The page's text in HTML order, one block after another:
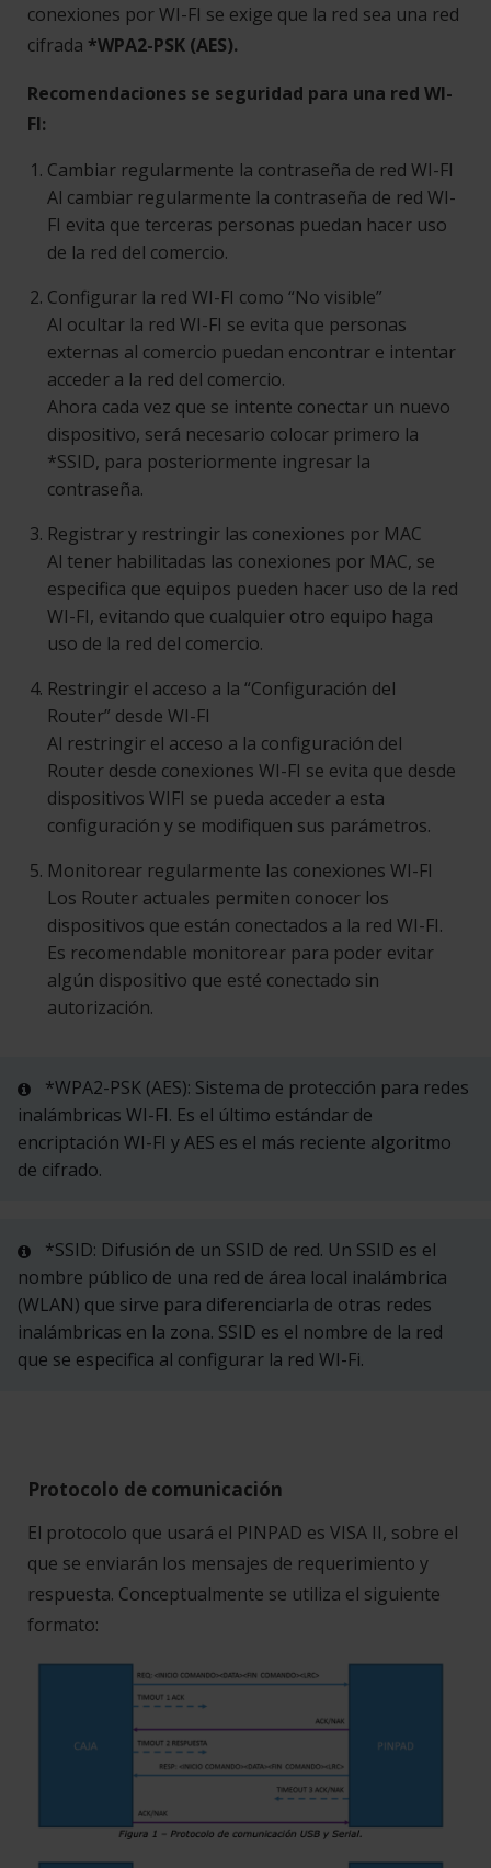
conexiones por WI-FI se exige que la red sea una red
cifrada *WPA2-PSK (AES).
Recomendaciones se seguridad para una red WI-
FI:
Cambiar regularmente la contraseña de red WI-FI
Al cambiar regularmente la contraseña de red WI-
FI evita que terceras personas puedan hacer uso
de la red del comercio.
Configurar la red WI-FI como “No visible”
Al ocultar la red WI-FI se evita que personas
externas al comercio puedan encontrar e intentar
acceder a la red del comercio.
Ahora cada vez que se intente conectar un nuevo
dispositivo, será necesario colocar primero la
*SSID, para posteriormente ingresar la
contraseña.
Registrar y restringir las conexiones por MAC
Al tener habilitadas las conexiones por MAC, se
especifica que equipos pueden hacer uso de la red
WI-FI, evitando que cualquier otro equipo haga
uso de la red del comercio.
Restringir el acceso a la “Configuración del
Router” desde WI-FI
Al restringir el acceso a la configuración del
Router desde conexiones WI-FI se evita que desde
dispositivos WIFI se pueda acceder a esta
configuración y se modifiquen sus parámetros.
Monitorear regularmente las conexiones WI-FI
Los Router actuales permiten conocer los
dispositivos que están conectados a la red WI-FI.
Es recomendable monitorear para poder evitar
algún dispositivo que esté conectado sin
autorización.
*WPA2-PSK (AES): Sistema de protección para redes
inalámbricas WI-FI. Es el último estándar de
encriptación WI-FI y AES es el más reciente algoritmo
de cifrado.
*SSID: Difusión de un SSID de red. Un SSID es el
nombre público de una red de área local inalámbrica
(WLAN) que sirve para diferenciarla de otras redes
inalámbricas en la zona. SSID es el nombre de la red
que se especifica al configurar la red WI-Fi.
Protocolo de comunicación
El protocolo que usará el PINPAD es VISA II, sobre el
que se enviarán los mensajes de requerimiento y
respuesta. Conceptualmente se utiliza el siguiente
formato: